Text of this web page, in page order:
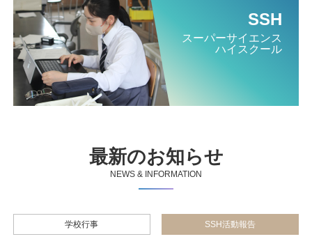
SSH
スーパーサイエンス
ハイスクール
最新のお知らせ
NEWS & INFORMATION
学校行事 SSH活動報告